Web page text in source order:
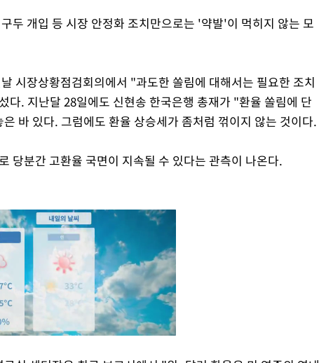
두 개입 등 시장 안정화 조치만으로는 '약발'이 먹히지 않는 모
시장상황점검회의에서 "과도한 쏠림에 대해서는 필요한 조치
다. 지난달 28일에도 신현송 한국은행 총재가 "환율 쏠림에 단
바 있다. 그럼에도 환율 상승세가 좀처럼 꺾이지 않는 것이다.
당분간 고환율 국면이 지속될 수 있다는 관측이 나온다.